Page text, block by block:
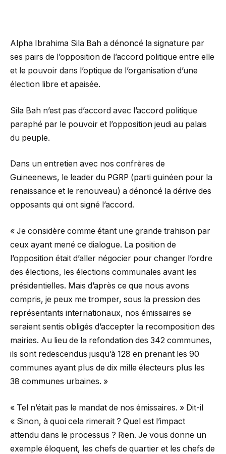
Alpha Ibrahima Sila Bah a dénoncé la signature par
ses pairs de l’opposition de l’accord politique entre elle
et le pouvoir dans l’optique de l’organisation d’une
élection libre et apaisée.
Sila Bah n’est pas d’accord avec l’accord politique
paraphé par le pouvoir et l’opposition jeudi au palais
du peuple.
Dans un entretien avec nos confrères de
Guineenews, le leader du PGRP (parti guinéen pour la
renaissance et le renouveau) a dénoncé la dérive des
opposants qui ont signé l’accord.
« Je considère comme étant une grande trahison par
ceux ayant mené ce dialogue. La position de
l’opposition était d’aller négocier pour changer l’ordre
des élections, les élections communales avant les
présidentielles. Mais d’après ce que nous avons
compris, je peux me tromper, sous la pression des
représentants internationaux, nos émissaires se
seraient sentis obligés d’accepter la recomposition des
mairies. Au lieu de la refondation des 342 communes,
ils sont redescendus jusqu’à 128 en prenant les 90
communes ayant plus de dix mille électeurs plus les
38 communes urbaines. »
« Tel n’était pas le mandat de nos émissaires. » Dit-il
« Sinon, à quoi cela rimerait ? Quel est l’impact
attendu dans le processus ? Rien. Je vous donne un
exemple éloquent, les chefs de quartier et les chefs de